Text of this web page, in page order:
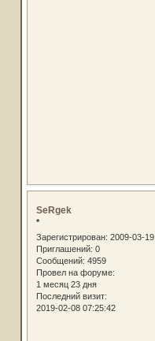
SeRgek
*
Зарегистрирован: 2009-03-19
Приглашений: 0
Сообщений: 4959
Провел на форуме:
1 месяц 23 дня
Последний визит:
2019-02-08 07:25:42